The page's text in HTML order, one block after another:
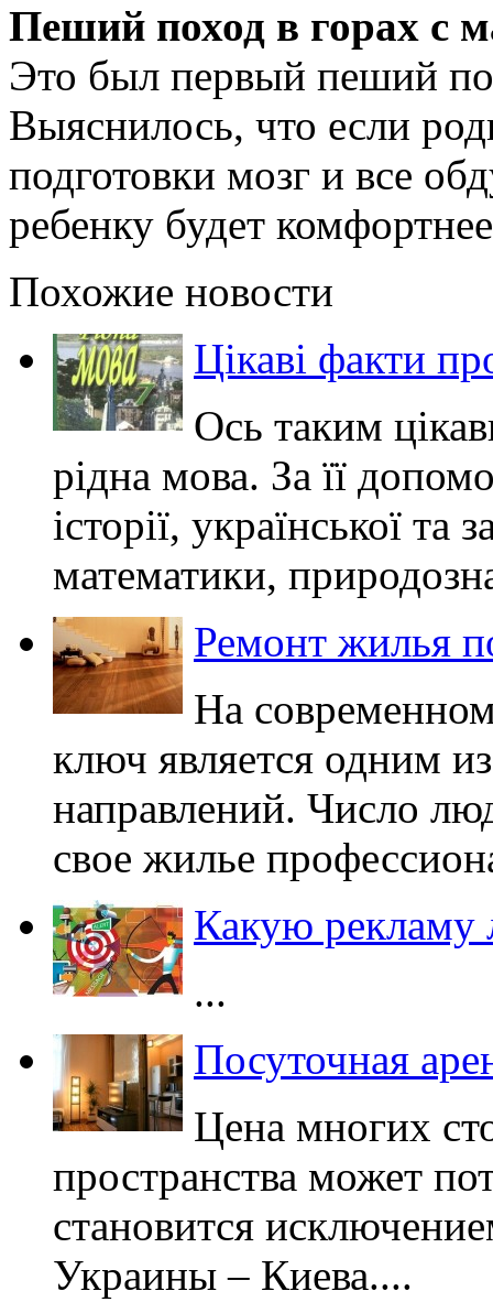
Пеший поход в горах с
Это был первый пеший
Выяснилось, что если
подготовки мозг и все
ребенку будет
Похожие новости
Цікаві факти
Ось таким
рідна мова. За її
історії, української та
математики,
Ремонт жилья
На
ключ является одним
направлений. Число
свое жилье
Какую рекламу
...
Посуточная
Цена многих
пространства может
становится
Украины – Киева....